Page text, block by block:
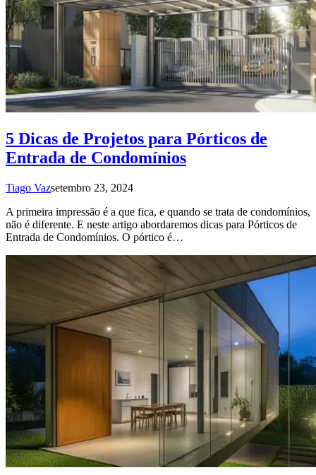
5 Dicas de Projetos para Pórticos de
Entrada de Condomínios
Tiago Vazsetembro 23, 2024
A primeira impressão é a que fica, e quando se trata de condomínios,
não é diferente. E neste artigo abordaremos dicas para Pórticos de
Entrada de Condomínios. O pórtico é…